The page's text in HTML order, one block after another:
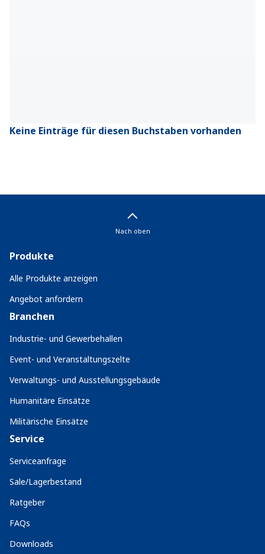
Keine Einträge für diesen Buchstaben vorhanden
Nach oben
Produkte
Alle Produkte anzeigen
Angebot anfordern
Branchen
Industrie- und Gewerbehallen
Event- und Veranstaltungszelte
Verwaltungs- und Ausstellungsgebäude
Humanitäre Einsätze
Militärische Einsätze
Service
Serviceanfrage
Sale/Lagerbestand
Ratgeber
FAQs
Downloads